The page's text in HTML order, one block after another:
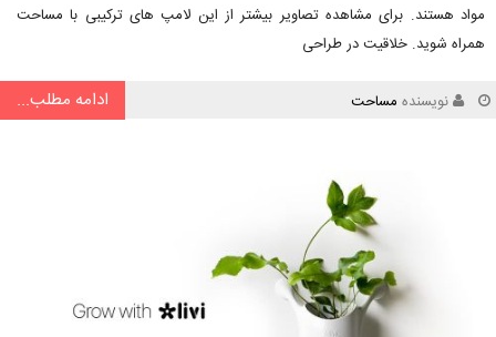
مواد هستند. برای مشاهده تصاویر بیشتر از این لامپ های ترکیبی با مساحت
همراه شوید. خلاقیت در طراحی
نویسنده مساحت ادامه مطلب...